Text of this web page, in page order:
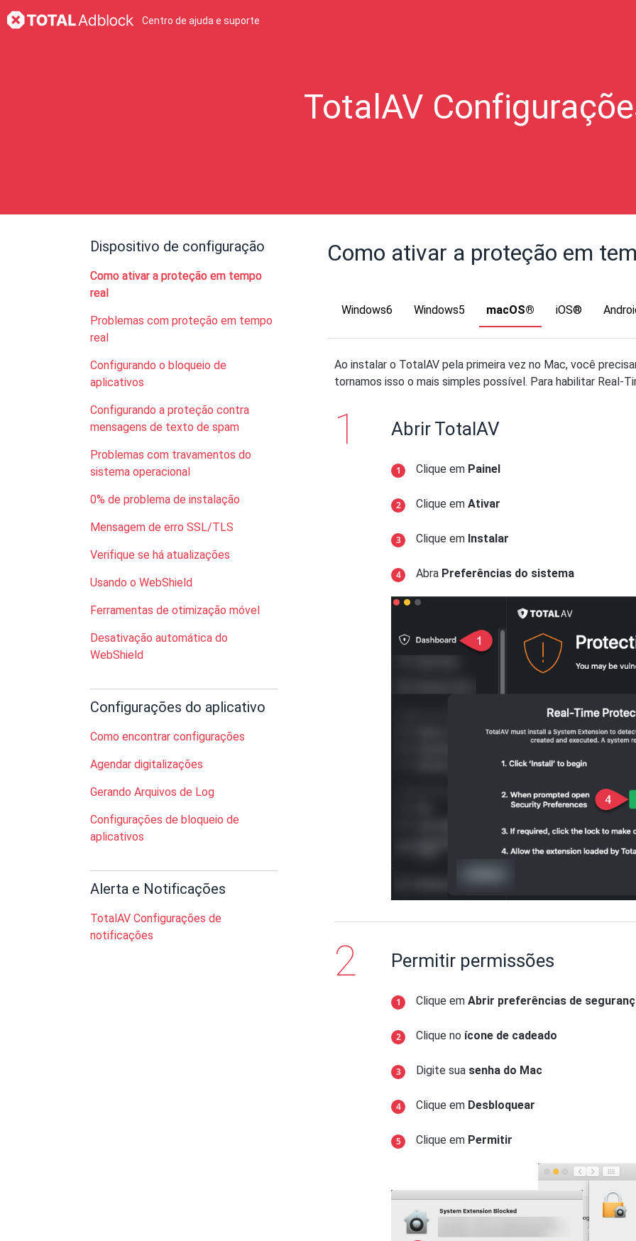
Centro de ajuda e suporte
TotalAV
Dispositivo de configuração
Como ativar a proteção em tempo
real
Problemas com proteção em tempo
real
Configurando o bloqueio de
aplicativos
Configurando a proteção contra
mensagens de texto de spam
Problemas com travamentos do
sistema operacional
0% de problema de instalação
Mensagem de erro SSL/TLS
Verifique se há atualizações
Usando o WebShield
Ferramentas de otimização móvel
Desativação automática do
WebShield
Configurações do aplicativo
Como encontrar configurações
Agendar digitalizações
Gerando Arquivos de Log
Configurações de bloqueio de
aplicativos
Alerta e Notificações
TotalAV Configurações de
notificações
Como ativar a proteção em
Windows6 Windows5 macOS® iOS®
Ao instalar o TotalAV pela primeira vez no Mac, você
tornamos isso o mais simples possível. Para habilitar Real-
Abrir TotalAV
Clique em Painel
Clique emAtivar
Clique em Instalar
Abra Preferências do sistema
Permitir permissões
Clique emAbrir preferências de
Clique no ícone de cadeado
Digite sua senha do Mac
Clique em Desbloquear
Clique em Permitir